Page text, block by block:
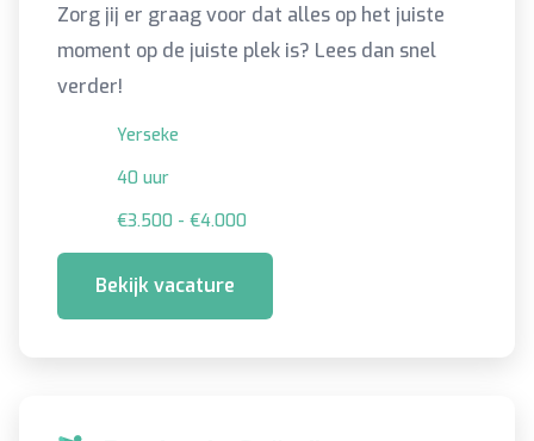
Zorg jij er graag voor dat alles op het juiste
moment op de juiste plek is? Lees dan snel
verder!
Yerseke
40 uur
€3.500 - €4.000
Bekijk vacature